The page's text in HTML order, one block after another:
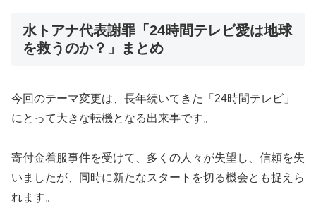
水トアナ代表謝罪「24時間テレビ愛は地球
を救うのか？」まとめ
今回のテーマ変更は、長年続いてきた「24時間テレビ」
にとって大きな転機となる出来事です。
寄付金着服事件を受けて、多くの人々が失望し、信頼を失
いましたが、同時に新たなスタートを切る機会とも捉えら
れます。